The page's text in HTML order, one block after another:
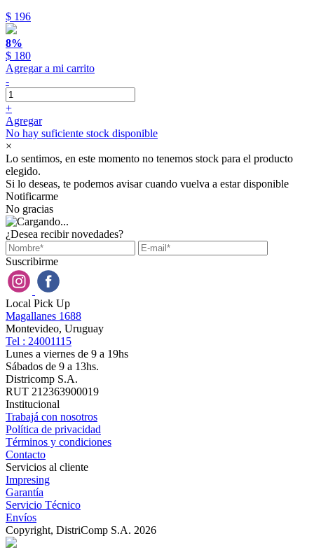
$ 196
8%
$ 180
Agregar a mi carrito
-
+
Agregar
No hay suficiente stock disponible
×
Lo sentimos, en este momento no tenemos stock para el producto
elegido.
Si lo deseas, te podemos avisar cuando vuelva a estar disponible
Notificarme
No gracias
¿Desea recibir novedades?
Suscribirme
Local Pick Up
Magallanes 1688
Montevideo, Uruguay
Tel : 24001115
Lunes a viernes de 9 a 19hs
Sábados de 9 a 13hs.
Districomp S.A.
RUT 212363900019
Institucional
Trabajá con nosotros
Política de privacidad
Términos y condiciones
Contacto
Servicios al cliente
Impresing
Garantía
Servicio Técnico
Envíos
Copyright, DistriComp S.A. 2026